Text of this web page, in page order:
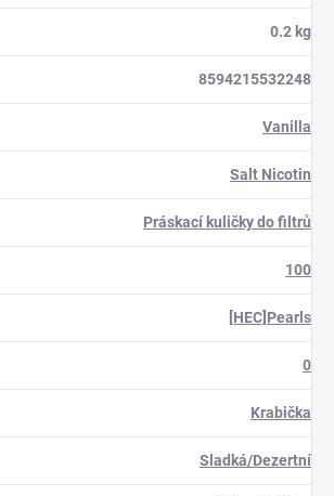
0.2 kg
8594215532248
Vanilla
Salt Nicotin
Práskací kuličky do filtrů
100
[HEC]Pearls
0
Krabička
Sladká/Dezertní